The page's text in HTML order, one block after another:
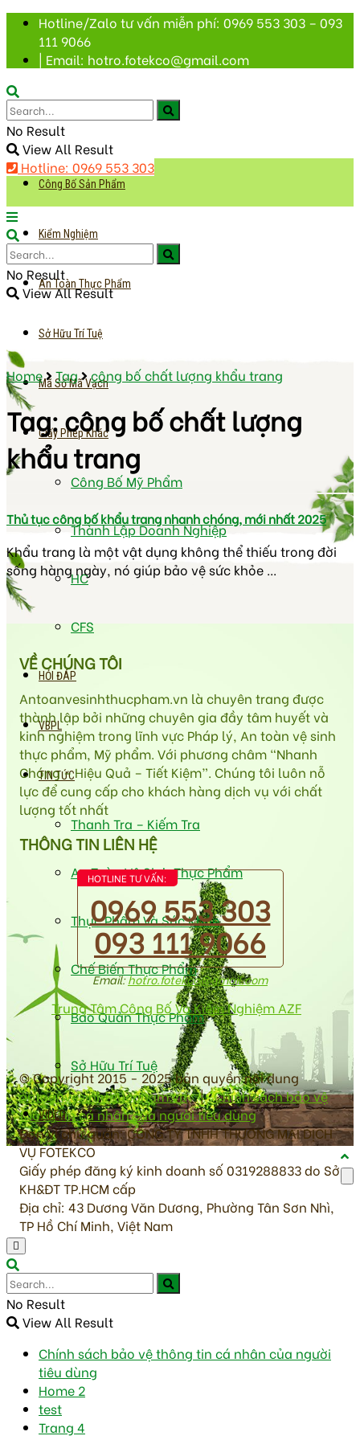
Hotline/Zalo tư vấn miễn phí: 0969 553 303 – 093
111 9066
| Email: hotro.fotekco@gmail.com
No Result
View All Result
Hotline: 0969 553 303
Công Bố Sản Phẩm
Kiểm Nghiệm
An Toàn Thực Phẩm
Sở Hữu Trí Tuệ
Mã Số Mã Vạch
Giấy Phép Khác
Công Bố Mỹ Phẩm
Thành Lập Doanh Nghiệp
HC
CFS
HỎI ĐÁP
VBPL
TIN TỨC
Thanh Tra – Kiếm Tra
An Toàn Vệ Sinh Thực Phẩm
Thực Phẩm Và Sức Khỏe
Chế Biến Thực Phẩm
Bảo Quản Thực Phẩm
Sở Hữu Trí Tuệ
VIDEO
No Result
View All Result
Home Tag công bố chất lượng khẩu trang
Tag:công bố chất lượng
khẩu trang
Thủ tục công bố khẩu trang nhanh chóng, mới nhất 2025
Khẩu trang là một vật dụng không thể thiếu trong đời
sống hàng ngày, nó giúp bảo vệ sức khỏe ...
VỀ CHÚNG TÔI
Antoanvesinhthucpham.vn là chuyên trang được
thành lập bởi những chuyên gia đầy tâm huyết và
kinh nghiệm trong lĩnh vực Pháp lý, An toàn vệ sinh
thực phẩm, Mỹ phẩm. Với phương châm “Nhanh
Chóng – Hiệu Quả – Tiết Kiệm”. Chúng tôi luôn nỗ
lực để cung cấp cho khách hàng dịch vụ với chất
lượng tốt nhất
THÔNG TIN LIÊN HỆ
HOTLINE TƯ VẤN:
0969 553 303
093 111 9066
Email:hotro.fotekco@gmail.com
Trung Tâm Công Bố Và Kiểm Nghiệm AZF
© Copyright 2015 - 2025 bản quyền nội dung
antoanvesinhthucpham.vn|Chính sách bảo vệ
thông tin cá nhân của người tiêu dùng
Đơn vị chủ quản: CÔNG TY TNHH THƯƠNG MẠI DỊCH
VỤ FOTEKCO
Giấy phép đăng ký kinh doanh số 0319288833 do Sở
KH&ĐT TP.HCM cấp
Địa chỉ: 43 Dương Văn Dương, Phường Tân Sơn Nhì,
TP Hồ Chí Minh, Việt Nam
No Result
View All Result
Chính sách bảo vệ thông tin cá nhân của người
tiêu dùng
Home 2
test
Trang 4